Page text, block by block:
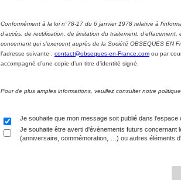
Conformément à la loi n°78-17 du 6 janvier 1978 relative à
d’accès, de rectification, de limitation du traitement,
concernant qui s’exercent auprès de la Société OBSEQUES EN
l’adresse suivante : contact@obseques-en-France.com ou par
accompagné d’une copie d’un titre d’identité signé.
Pour de plus amples informations, veuillez consulter notre
Je souhaite que mon message soit publié dans l'espace
Je souhaite être averti d'évènements futurs concernant
(anniversaire, commémoration, …) ou autres éléments